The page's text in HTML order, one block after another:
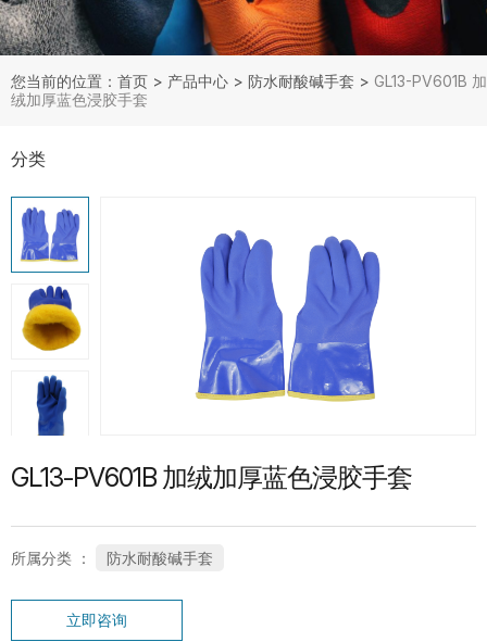
您当前的位置：首页 > 产品中心 > 防水耐酸碱手套 > GL13-PV601B 加
绒加厚蓝色浸胶手套
产品分类
分类
热门产品
G13-PUG1315 紧急分离护指PU手套
SP-CN-21G-WH 礼仪手套
GL13-PV601B 加绒加厚蓝色浸胶手套
所属分类 ： 防水耐酸碱手套
立即咨询